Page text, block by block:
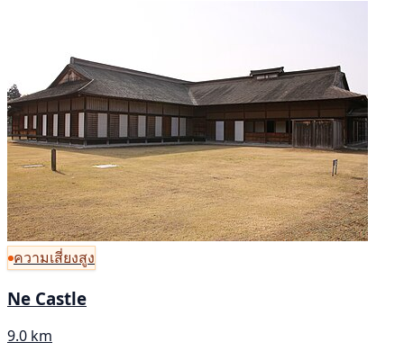
ความเสี่ยงสูง
Ne Castle
9.0 km